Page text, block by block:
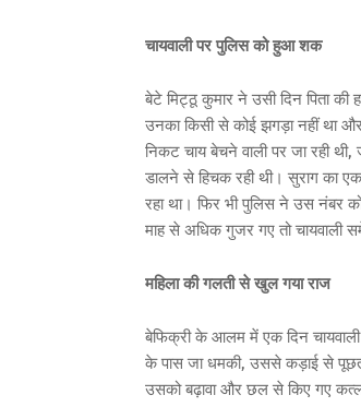
चायवाली पर पुलिस को हुआ शक
बेटे मिट्ठू कुमार ने उसी दिन पिता की
उनका किसी से कोई झगड़ा नहीं था
निकट चाय बेचने वाली पर जा रही
डालने से हिचक रही थी। सुराग का एक
रहा था। फिर भी पुलिस ने उस नंबर
माह से अधिक गुजर गए तो चायवाली
महिला की गलती से खुल गया राज
बेफिक्री के आलम में एक दिन
के पास जा धमकी, उससे कड़ाई से
उसको बढ़ावा और छल से किए गए